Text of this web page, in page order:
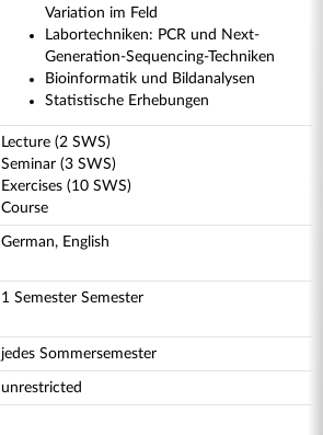
Variation im Feld
Labortechniken: PCR und Next-
Generation-Sequencing-Techniken
Bioinformatik und Bildanalysen
Statistische Erhebungen
Lecture (2 SWS)
Seminar (3 SWS)
Exercises (10 SWS)
Course
German, English
1 Semester Semester
jedes Sommersemester
unrestricted